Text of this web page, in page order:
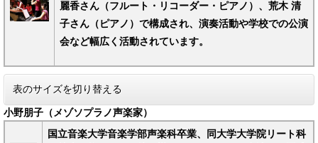
麗香さん（フルート・リコーダー・ピアノ）、荒木 清
子さん（ピアノ）で構成され、演奏活動や学校での公演
会など幅広く活動されています。​
表のサイズを切り替える
小野朋子（メゾソプラノ声楽家）
国立音楽大学音楽学部声楽科卒業、同大学大学院リート科